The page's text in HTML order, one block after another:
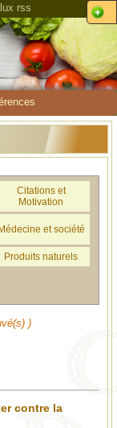
rss
Citations et
Motivation
Médecine et société
Produits naturels
)
contre la